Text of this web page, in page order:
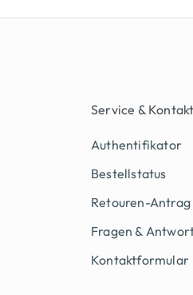
Service & Kontakt
Authentifikator
Bestellstatus
Retouren-Antrag
Fragen &
Kontaktformular